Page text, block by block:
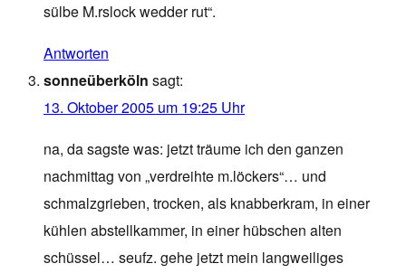
sülbe M.rslock wedder rut“.
Antworten
sonneüberköln sagt:
13. Oktober 2005 um 19:25 Uhr
na, da sagste was: jetzt träume ich den ganzen
nachmittag von „verdreihte m.löckers“… und
schmalzgrieben, trocken, als knabberkram, in einer
kühlen abstellkammer, in einer hübschen alten
schüssel… seufz. gehe jetzt mein langweiliges